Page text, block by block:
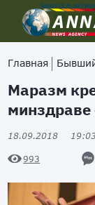
Главная
Маразм
18.09.2018
993